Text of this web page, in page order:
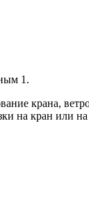
1.
крана,
на кран или